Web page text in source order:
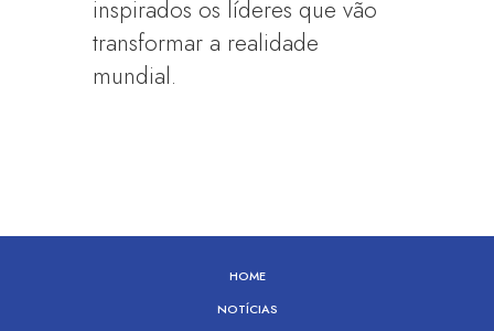
inspirados os líderes que vão
transformar a realidade
mundial.
HOME
NOTÍCIAS